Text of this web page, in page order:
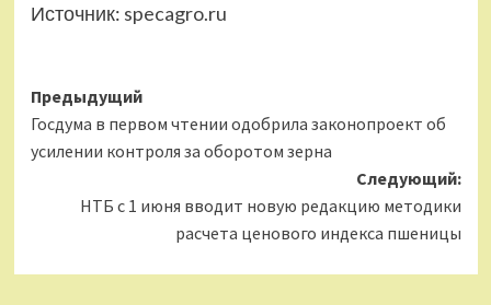
Источник: specagro.ru
Навигация
записи
Предыдущий
Госдума в первом чтении одобрила законопроект об
усилении контроля за оборотом зерна
Следующий:
НТБ с 1 июня вводит новую редакцию методики
расчета ценового индекса пшеницы